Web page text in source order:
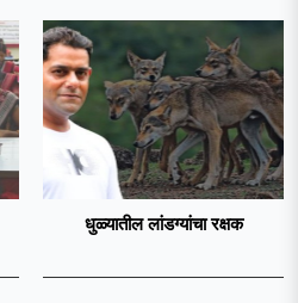
धुळ्यातील लांडग्यांचा रक्षक